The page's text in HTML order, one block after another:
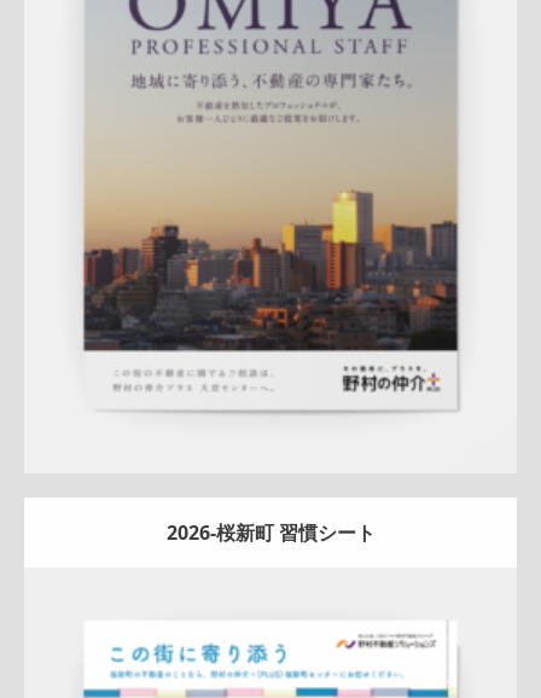
Update:2026.07.01
折りパンフレットエリア広告スタッフ紹介
詳しく見る
2026-桜新町 習慣シート